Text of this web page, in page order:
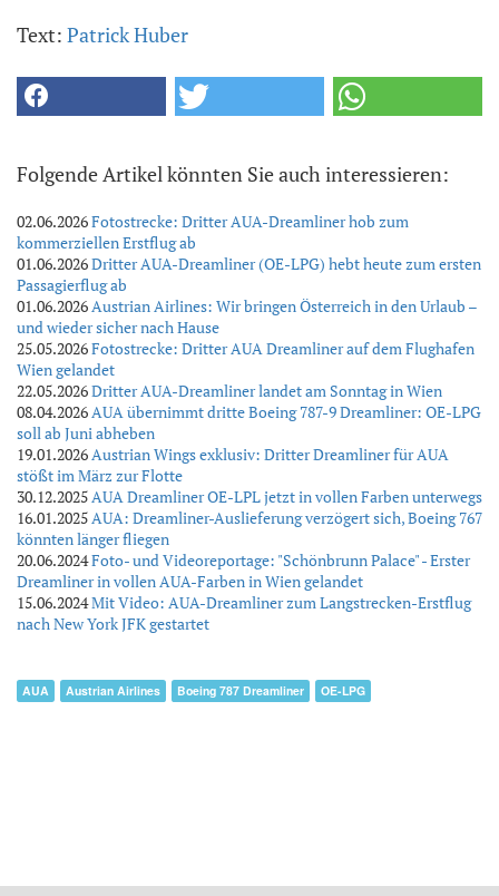
Text: Patrick Huber
Folgende Artikel könnten Sie auch interessieren:
02.06.2026Fotostrecke: Dritter AUA-Dreamliner hob zum
kommerziellen Erstflug ab
01.06.2026Dritter AUA-Dreamliner (OE-LPG) hebt heute zum ersten
Passagierflug ab
01.06.2026Austrian Airlines: Wir bringen Österreich in den Urlaub –
und wieder sicher nach Hause
25.05.2026Fotostrecke: Dritter AUA Dreamliner auf dem Flughafen
Wien gelandet
22.05.2026Dritter AUA-Dreamliner landet am Sonntag in Wien
08.04.2026AUA übernimmt dritte Boeing 787-9 Dreamliner: OE-LPG
soll ab Juni abheben
19.01.2026Austrian Wings exklusiv: Dritter Dreamliner für AUA
stößt im März zur Flotte
30.12.2025AUA Dreamliner OE-LPL jetzt in vollen Farben unterwegs
16.01.2025AUA: Dreamliner-Auslieferung verzögert sich, Boeing 767
könnten länger fliegen
20.06.2024Foto- und Videoreportage: "Schönbrunn Palace" - Erster
Dreamliner in vollen AUA-Farben in Wien gelandet
15.06.2024Mit Video: AUA-Dreamliner zum Langstrecken-Erstflug
nach New York JFK gestartet
AUA Austrian Airlines Boeing 787 Dreamliner OE-LPG